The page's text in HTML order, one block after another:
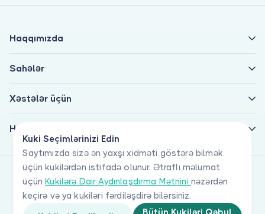
Kuki Seçimlərinizi Edin
Saytımızda sizə ən yaxşı xidməti göstərə bilmək
üçün kukilərdən istifadə olunur. Ətraflı məlumat
üçünKukilərə Dair Aydınlaşdırma Mətnini nəzərdən
keçirə və ya kukiləri fərdiləşdirə bilərsiniz.
Haqqımızda
Sahələr
Xəstələr üçün
Həkimlər üçün